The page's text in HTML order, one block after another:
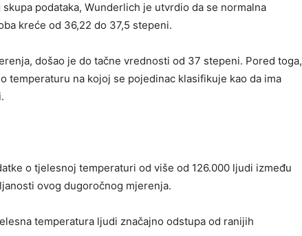
podataka, Wunderlich je utvrdio da se normalna
kreće od 36,22 do 37,5 stepeni.
došao je do tačne vrednosti od 37 stepeni. Pored toga,
temperaturu na kojoj se pojedinac klasifikuje kao da ima
o tjelesnoj temperaturi od više od 126.000 ljudi između
ovog dugoročnog mjerenja.
temperatura ljudi značajno odstupa od ranijih